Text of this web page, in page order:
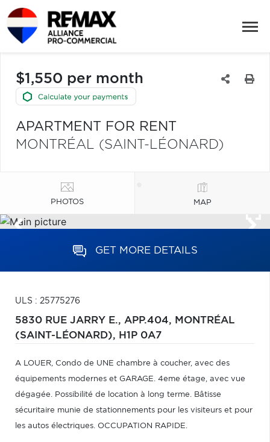
$1,550 per month
APARTMENT FOR RENT
MONTRÉAL (SAINT-LÉONARD)
PHOTOS MAP
GET MORE DETAILS
ULS : 25775276
5830 RUE JARRY E., APP.404, MONTRÉAL
(SAINT-LÉONARD), H1P 0A7
A LOUER, Condo de UNE chambre à coucher, avec des
équipements modernes et GARAGE. 4eme étage, avec vue
dégagée. Possibilité de location à long terme. Bâtisse
sécuritaire munie de stationnements pour les visiteurs et pour
les autos électriques. OCCUPATION RAPIDE.